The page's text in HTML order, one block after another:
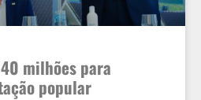
milhões para
popular